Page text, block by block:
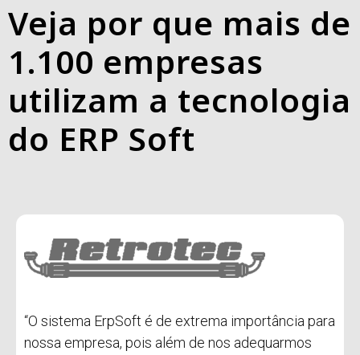
Veja por que mais de
1.100 empresas
utilizam a tecnologia
do ERP Soft
“O sistema ErpSoft é de extrema importância para
nossa empresa, pois além de nos adequarmos